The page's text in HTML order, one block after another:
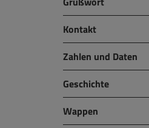
Kontakt
Zahlen und Daten
Geschichte
Wappen